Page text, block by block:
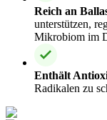
Reich an
unterstützen,
Mikrobiom im
Enthält
Radikalen zu